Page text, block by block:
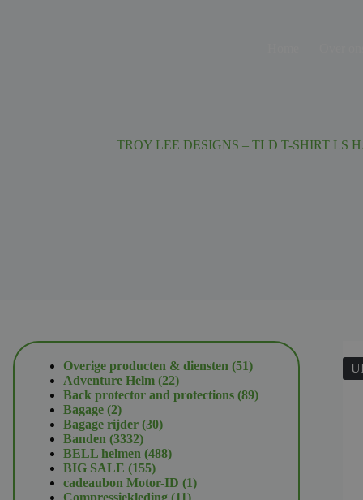
TROY LEE DESIGNS – TLD T-SHIRT LS
Overige producten & diensten 5151
Adventure Helm 2222
producten
Back protector and protections 8989
Bagage 22
producten
Bagage rijder 3030
Banden 33323332
producten
BELL helmen 488488
BIG SALE 155155
producten
cadeaubon Motor-ID 11
Compressiekleding 1111